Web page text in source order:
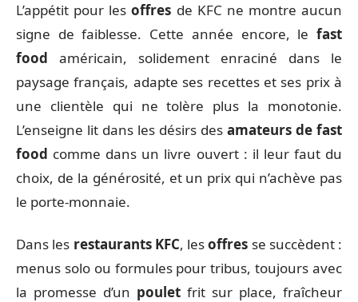
L’appétit pour lesoffres de KFC ne montre aucun
signe de faiblesse. Cette année encore, le fast
food américain, solidement enraciné dans le
paysage français, adapte ses recettes et ses prix à
une clientèle qui ne tolère plus la monotonie.
L’enseigne lit dans les désirs des amateurs de fast
food comme dans un livre ouvert : il leur faut du
choix, de la générosité, et un prix qui n’achève pas
le porte-monnaie.
Dans les restaurants KFC, lesoffres se succèdent :
menus solo ou formules pour tribus, toujours avec
la promesse d’un poulet frit sur place, fraîcheur